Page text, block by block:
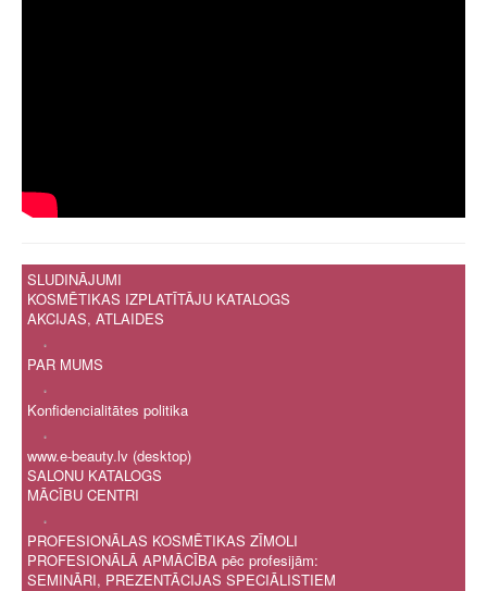
SLUDINĀJUMI
KOSMĒTIKAS IZPLATĪTĀJU KATALOGS
AKCIJAS, ATLAIDES
.
PAR MUMS
.
Konfidencialitātes politika
.
www.e-beauty.lv (desktop)
SALONU KATALOGS
MĀCĪBU CENTRI
.
PROFESIONĀLAS KOSMĒTIKAS ZĪMOLI
PROFESIONĀLĀ APMĀCĪBA pēc profesijām:
SEMINĀRI, PREZENTĀCIJAS SPECIĀLISTIEM